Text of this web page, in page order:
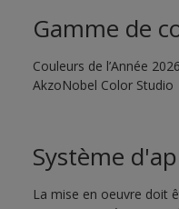
Gamme de
Couleurs de l’Année
AkzoNobel Color Studio
Système
La mise en oeuvre doit